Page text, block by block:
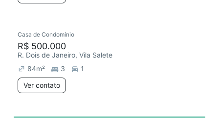
Casa de Condomínio
R$ 500.000
R. Dois de Janeiro, Vila Salete
84m² 3
1
Ver contato